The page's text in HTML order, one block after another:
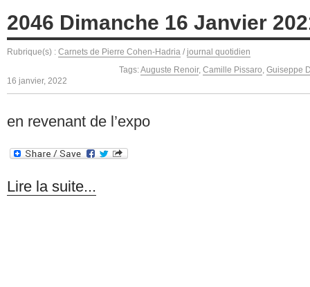
2046 Dimanche 16 Janvier
Rubrique(s) : Carnets de Pierre Cohen-Hadria / journal quotidien
Tags:Auguste Renoir, Camille Pissaro, Guiseppe
16 janvier, 2022
en revenant de l’expo
Lire la suite...